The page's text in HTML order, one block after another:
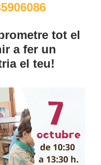
tot el
a fer un
el teu!